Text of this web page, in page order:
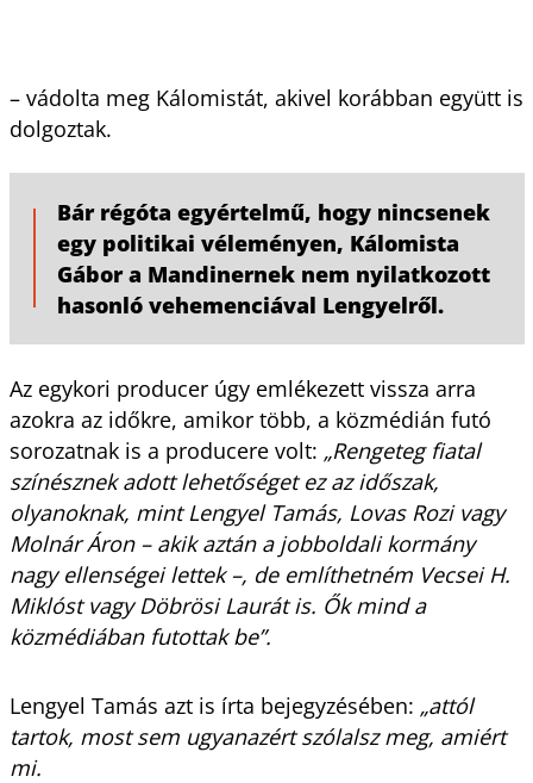
– vádolta meg Kálomistát, akivel korábban együtt is
dolgoztak.
Bár régóta egyértelmű, hogy nincsenek
egy politikai véleményen, Kálomista
Gábor a Mandinernek nem nyilatkozott
hasonló vehemenciával Lengyelről.
Az egykori producer úgy emlékezett vissza arra
azokra az időkre, amikor több, a közmédián futó
sorozatnak is a producere volt: „Rengeteg fiatal
színésznek adott lehetőséget ez az időszak,
olyanoknak, mint Lengyel Tamás, Lovas Rozi vagy
Molnár Áron – akik aztán a jobboldali kormány
nagy ellenségei lettek –, de említhetném Vecsei H.
Miklóst vagy Döbrösi Laurát is. Ők mind a
közmédiában futottak be”.
Lengyel Tamás azt is írta bejegyzésében: „attól
tartok, most sem ugyanazért szólalsz meg, amiért
mi.